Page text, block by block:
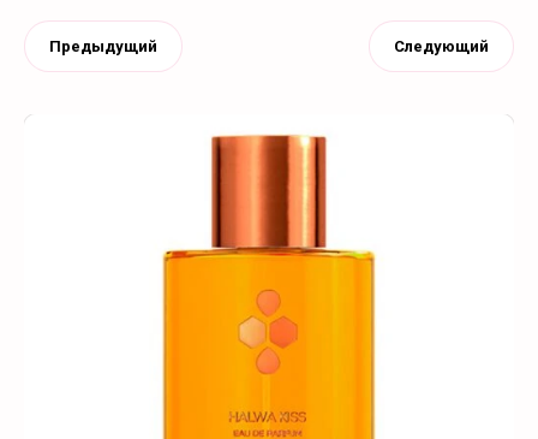
Предыдущий Следующий